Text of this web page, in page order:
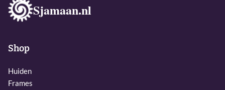
Sjamaan.nl
Shop
Huiden
Frames